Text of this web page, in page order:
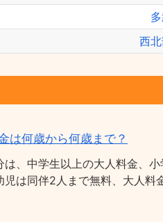
西
は何歳から何歳まで？
、中学生以上の大人料金、
児は同伴2人まで無料、大人